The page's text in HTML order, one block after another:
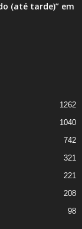
(até tarde)” em
1262
1040
742
321
221
208
98